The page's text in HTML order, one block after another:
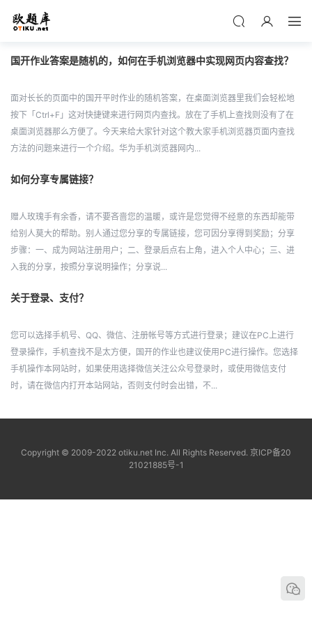
国开作业答案是随机的，如何在手机浏览器中实现网页内容查找？
面对长长的页面中的国开平时作业的随机答案，在桌面浏览器里我们会轻松地
按下「Ctrl+F」这对快捷键来进行网页内查找。放在了手机上查找则没有了在
桌面浏览器那么方便了。今天来给大家针对这个教大家手机浏览器页面内查找
方法的问题来进行一个介绍。华为手机浏览器网内...
如何分享专属链接？
赠人玫瑰手有余香，请不要吝啬您的温暖，或许是您觉得不经意的东西却能带
给别人莫大的帮助。别人通过您分享的专属链接，您可因分享得到奖励；分享
步骤：一、成为网站注册用户；二、登录后点右上角，进入个人中心；三、进
入我的分享，按照分享说明操作；分享说...
关于登录、支付？
您可以选择手机号、QQ、微信、注册帐号等方式进行登录；建议在PC上进行
登录操作，手机查找不是太方便，国开的作业也建议使用PC进行操作。您选择
手机操作本网站时，如果使用选择微信关注公众号登录时，或使用微信支付
时，请在微信内打开本站网站，否则支付时会出错，不...
Copyright © 2009-2022 otiku.net Inc. All Rights Reserved. 京ICP备20
21021885号-1